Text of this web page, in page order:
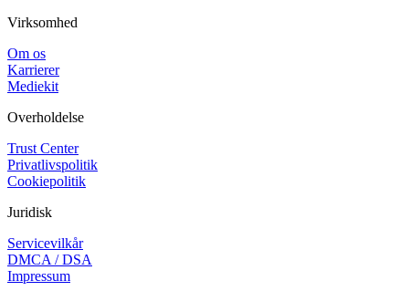
Virksomhed
Om os
Karrierer
Mediekit
Overholdelse
Trust Center
Privatlivspolitik
Cookiepolitik
Juridisk
Servicevilkår
DMCA / DSA
Impressum